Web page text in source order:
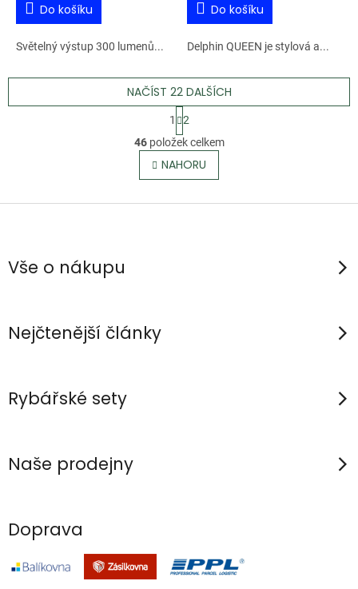
Do košíku
Světelný výstup 300 lumenů...
Do košíku
Delphin QUEEN je stylová a...
O
v
l
á
NAČÍST 22 DALŠÍCH
S
t
r
á
n
k
1
2
46položek celkem
NAHORU
Z
pVše o nákupu
Nejčtenější články
Rybářské sety
Naše prodejny
Doprava